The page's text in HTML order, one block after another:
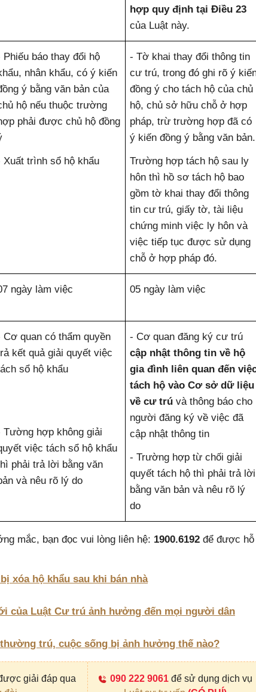
hợp quy định tại Điều 23
của Luật này.
Phiếu báo thay đổi hộ
nhân khẩu, có ý kiến
ý bằng văn bản của
hộ nếu thuộc trường
phải được chủ hộ đồng
Xuất trình sổ hộ khẩu
- Tờ khai thay đổi thông tin
cư trú, trong đó ghi rõ ý
đồng ý cho tách hộ của chủ
hộ, chủ sở hữu chỗ ở hợp
pháp, trừ trường hợp đã có
ý kiến đồng ý bằng văn bản.
Trường hợp tách hộ sau ly
hôn thì hồ sơ tách hộ bao
gồm tờ khai thay đổi thông
tin cư trú, giấy tờ, tài liệu
chứng minh việc ly hôn và
việc tiếp tục được sử dụng
chỗ ở hợp pháp đó.
ngày làm việc 05 ngày làm việc
Cơ quan có thẩm quyền
kết quả giải quyết việc
sổ hộ khẩu
Tường hợp không giải
việc tách sổ hộ khẩu
phải trả lời bằng văn
và nêu rõ lý do
- Cơ quan đăng ký cư trú
cập nhật thông tin về hộ
gia đình liên quan đến
tách hộ vào Cơ sở dữ liệu
về cư trúvà thông báo cho
người đăng ký về việc đã
cập nhật thông tin
- Trường hợp từ chối giải
quyết tách hộ thì phải trả lời
bằng văn bản và nêu rõ lý
do
mắc, bạn đọc vui lòng liên hệ: 1900.6192 để được hỗ
xóa hộ khẩu sau khi bán nhà
của Luật Cư trú ảnh hưởng đến mọi người dân
trú, cuộc sống bị ảnh hưởng thế nào?
giải đáp qua
090 222 9061 để sử dụng dịch vụ